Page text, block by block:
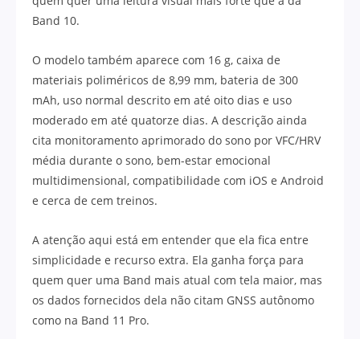
Band 10.
O modelo também aparece com 16 g, caixa de
materiais poliméricos de 8,99 mm, bateria de 300
mAh, uso normal descrito em até oito dias e uso
moderado em até quatorze dias. A descrição ainda
cita monitoramento aprimorado do sono por VFC/HRV
média durante o sono, bem-estar emocional
multidimensional, compatibilidade com iOS e Android
e cerca de cem treinos.
A atenção aqui está em entender que ela fica entre
simplicidade e recurso extra. Ela ganha força para
quem quer uma Band mais atual com tela maior, mas
os dados fornecidos dela não citam GNSS autônomo
como na Band 11 Pro.